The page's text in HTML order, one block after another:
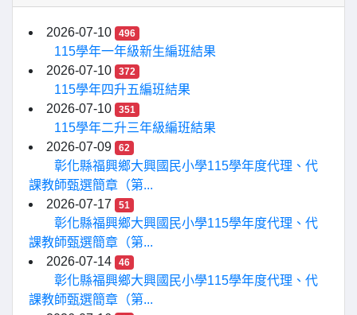
2026-07-10 496
115學年一年級新生編班結果
2026-07-10
372
115學年四升五編班結果
2026-07-10
351
115學年二升三年級編班結果
2026-07-09
62
彰化縣福興鄉大興國民小學115學年度代理、代
課教師甄選簡章（第...
2026-07-17
51
彰化縣福興鄉大興國民小學115學年度代理、代
課教師甄選簡章（第...
2026-07-14
46
彰化縣福興鄉大興國民小學115學年度代理、代
課教師甄選簡章（第...